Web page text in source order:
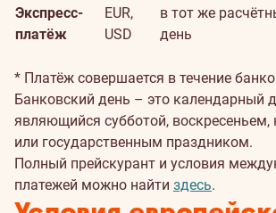
Экспресс-
платёж
EUR,
USD
в тот же
день
* Платёж совершается в течение
Банковский день – это календарный
являющийся субботой,
или государственным праздником.
Полный прейскурант и условия
платежей можно найти здесь.